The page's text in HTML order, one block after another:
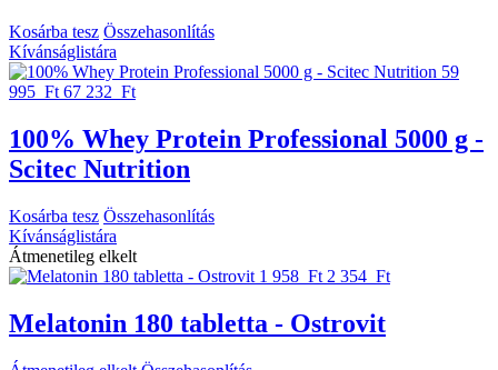
Kosárba tesz Összehasonlítás
Kívánságlistára
59
995 Ft 67 232 Ft
100% Whey Protein Professional 5000 g -
Scitec Nutrition
Kosárba tesz Összehasonlítás
Kívánságlistára
Átmenetileg elkelt
1 958 Ft 2 354 Ft
Melatonin 180 tabletta - Ostrovit